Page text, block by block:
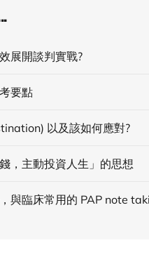
展開談判實戰?
要點
以及該如何應對?
，主動投資人生」的思想
與臨床常用的 PAP note